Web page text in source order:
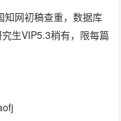
知网初稿查重，数据库
生VIP5.3稍有，限每篇